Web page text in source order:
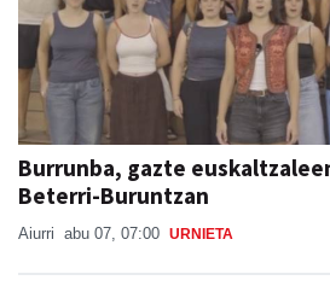
Burrunba, gazte
Beterri-Buruntzan
Aiurri abu 07, 07:00 URNIETA